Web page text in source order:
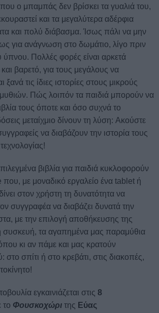
ο μπαμπάς δεν βρίσκει τα γυαλιά του,
και τα μεγαλύτερα αδέρφια
και πολύ διάβασμα. Ίσως πάλι να μην
για ανάγνωση στο δωμάτιο, λίγο πριν
ύπνου. Πολλές φορές είναι αρκετά
βαρετό, για τους μεγάλους να
ξανά τις ίδιες ιστορίες στους μικρούς
Πώς λοιπόν τα παιδιά μπορούν να
τους όποτε και όσο συχνά το
μεταίχμιο δίνουν τη λύση: Ακούστε
να διαβάζουν την ιστορία τους
βιβλία για παιδιά κυκλοφορούν
που, με μοναδικό εργαλείο ένα tablet ή
στον χρήστη τη δυνατότητα να
συγγραφέα να διαβάζει δυνατά την
με την επιλογή αποθήκευσης της
τα αγαπημένα μας παραμύθια
κι αν πάμε και μας κρατούν
στο σπίτι ή στο κρεβάτι, στις διακοπές,
εγκαινιάζεται στις 8
το Φουσκοχώρι της Εύας